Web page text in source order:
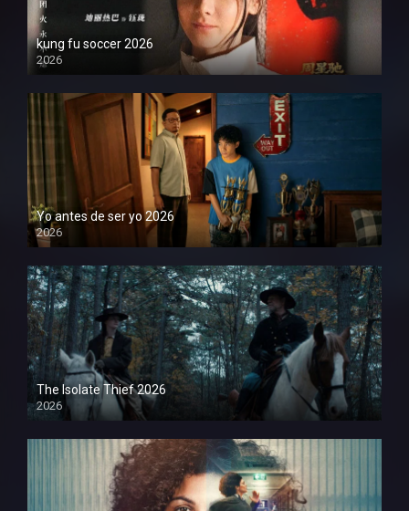
kung fu soccer 2026
2026
1080P
Yo antes de ser yo 2026
2026
1080P
The Isolate Thief 2026
2026
1080P